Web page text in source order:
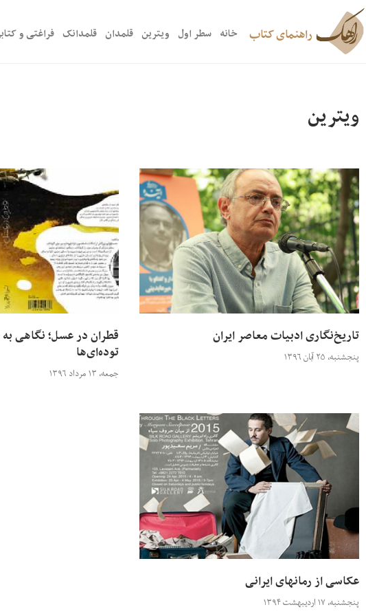
راهنمای کتاب خانه سطر اول ویترین قلمدان قلمدانک فراغتی و
ویترین
تاریخ‌نگاری ادبیات معاصر ایران
پنجشنبه، ۲۵ آبان ۱۳۹۶
قطران در عسل؛ نگاهی
توده‌ای‌ها
جمعه، ۱۳ مرداد ۱۳۹۶
عکاسی از رمانهای ایرانی
پنجشنبه، ۱۷ اردیبهشت ۱۳۹۴